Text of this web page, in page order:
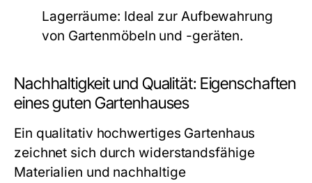
Lagerräume: Ideal zur Aufbewahrung
von Gartenmöbeln und -geräten.
Nachhaltigkeit und Qualität: Eigenschaften
eines guten Gartenhauses
Ein qualitativ hochwertiges Gartenhaus
zeichnet sich durch widerstandsfähige
Materialien und nachhaltige